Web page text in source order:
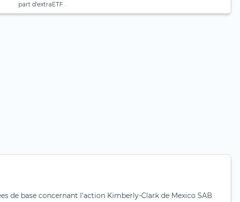
part d'extraETF .
de base concernant l'action Kimberly-Clark de Mexico SAB